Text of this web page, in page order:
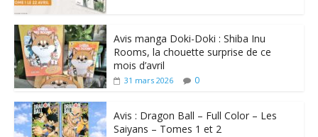
Avis manga Doki-Doki : Shiba Inu
Rooms, la chouette surprise de ce
mois d’avril
31 mars 2026 0
Avis : Dragon Ball – Full Color – Les
Saiyans – Tomes 1 et 2